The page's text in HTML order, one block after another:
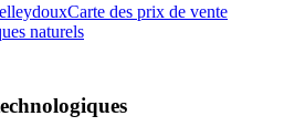
Carte des prix de vente
naturels